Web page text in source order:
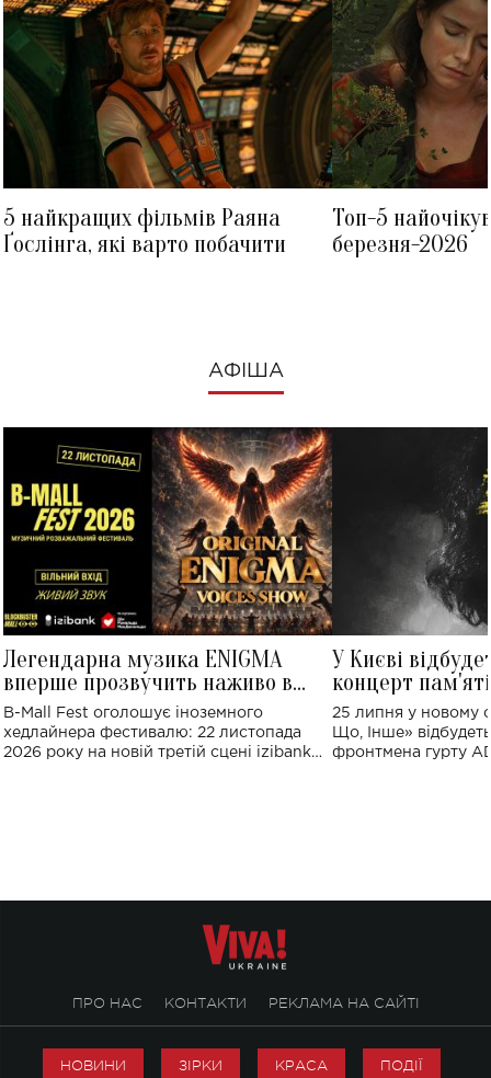
5 найкращих фільмів Раяна
Ґослінга, які варто побачити
Топ-5
березня-2026
АФІША
Легендарна музика ENIGMA
вперше прозвучить наживо в
Україні: де відбудеться концерт
B-Mall Fest оголошує іноземного
хедлайнера фестивалю: 22 листопада
2026 року на новій третій сцені izibank
У Києві
концерт
Клименка:
виконають
25 липня у новому
Що, Інше»
фронтмена гурту
ПРО НАС КОНТАКТИ РЕКЛАМА НА САЙТІ
НОВИНИ ЗІРКИ КРАСА ПОДІЇ